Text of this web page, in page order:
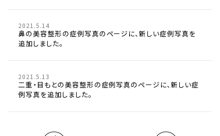
2021.5.14
鼻の美容整形の症例写真のページに、新しい症例写真を
追加しました。
2021.5.13
二重・目もとの美容整形の症例写真のページに、新しい症
例写真を追加しました。